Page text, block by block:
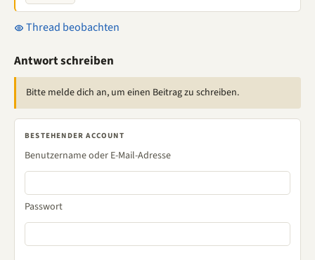
Thread beobachten
Antwort schreiben
Bitte melde dich an, um einen Beitrag zu schreiben.
BESTEHENDER ACCOUNT
Benutzername oder E-Mail-Adresse
Passwort